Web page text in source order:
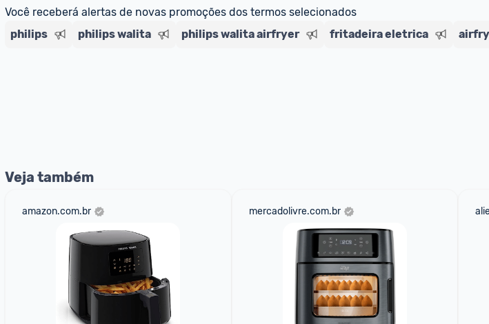
Você receberá alertas de novas promoções dos termos selecionados
philips
philips walita philips walita airfryer fritadeira eletrica
Veja também
amazon.com.br mercadolivre.com.br